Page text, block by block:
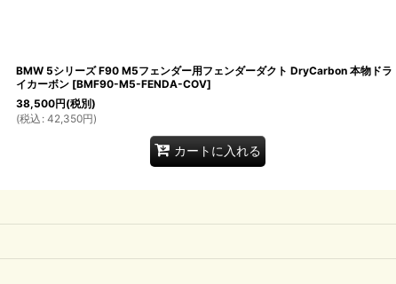
BMW 5シリーズ F90 M5フェンダー用フェンダーダクト DryCarbon 本物ドラ
イカーボン [BMF90-M5-FENDA-COV]
38,500円(税別)
(税込 : 42,350円)
カートに入れる